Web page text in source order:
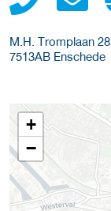
M.H. Tromplaan 28
7513AB Enschede
+
−